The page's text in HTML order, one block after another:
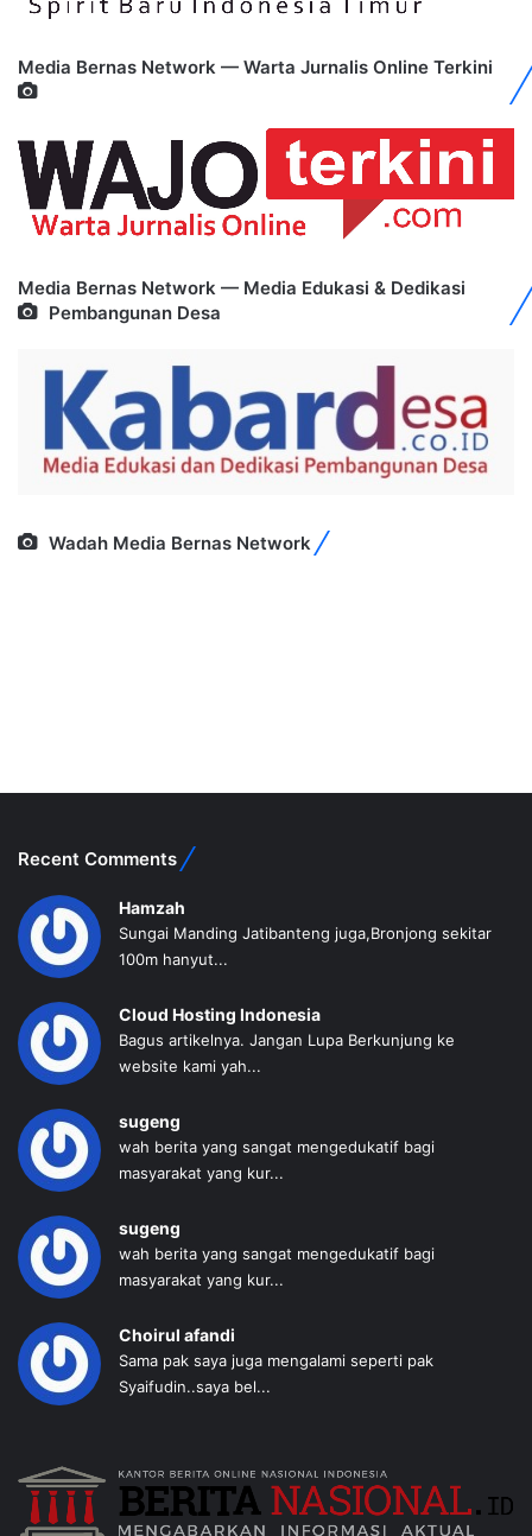
Media Bernas Network — Warta Jurnalis Online Terkini
Media Bernas Network — Media Edukasi & Dedikasi
Pembangunan Desa
Wadah Media Bernas Network
Recent Comments
Hamzah
Sungai Manding Jatibanteng juga,Bronjong sekitar
100m hanyut...
Cloud Hosting Indonesia
Bagus artikelnya. Jangan Lupa Berkunjung ke
website kami yah...
sugeng
wah berita yang sangat mengedukatif bagi
masyarakat yang kur...
sugeng
wah berita yang sangat mengedukatif bagi
masyarakat yang kur...
Choirul afandi
Sama pak saya juga mengalami seperti pak
Syaifudin..saya bel...